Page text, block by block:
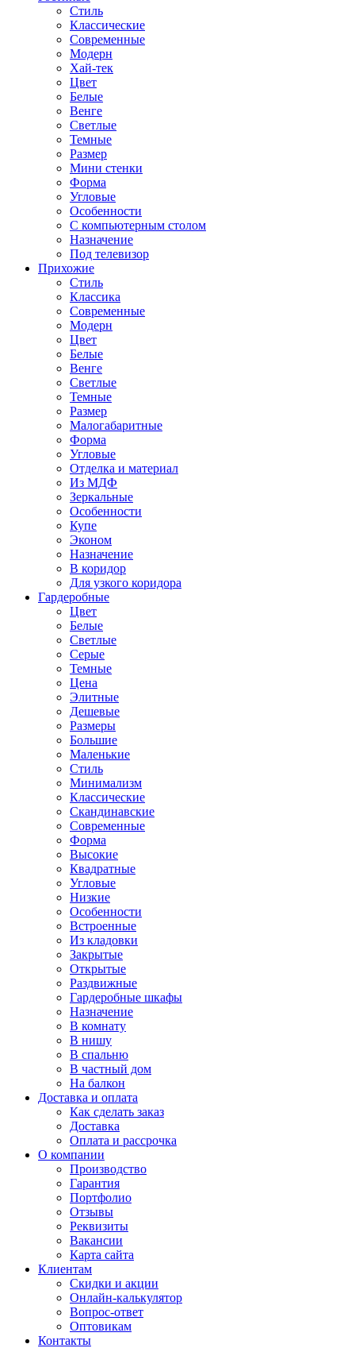
Стиль
Классические
Современные
Модерн
Хай-тек
Цвет
Белые
Венге
Светлые
Темные
Размер
Мини стенки
Форма
Угловые
Особенности
С компьютерным столом
Назначение
Под телевизор
Прихожие
Стиль
Классика
Современные
Модерн
Цвет
Белые
Венге
Светлые
Темные
Размер
Малогабаритные
Форма
Угловые
Отделка и материал
Из МДФ
Зеркальные
Особенности
Купе
Эконом
Назначение
В коридор
Для узкого коридора
Гардеробные
Цвет
Белые
Светлые
Серые
Темные
Цена
Элитные
Дешевые
Размеры
Большие
Маленькие
Стиль
Минимализм
Классические
Скандинавские
Современные
Форма
Высокие
Квадратные
Угловые
Низкие
Особенности
Встроенные
Из кладовки
Закрытые
Открытые
Раздвижные
Гардеробные шкафы
Назначение
В комнату
В нишу
В спальню
В частный дом
На балкон
Доставка и оплата
Как сделать заказ
Доставка
Оплата и рассрочка
О компании
Производство
Гарантия
Портфолио
Отзывы
Реквизиты
Вакансии
Карта сайта
Клиентам
Скидки и акции
Онлайн-калькулятор
Вопрос-ответ
Оптовикам
Контакты